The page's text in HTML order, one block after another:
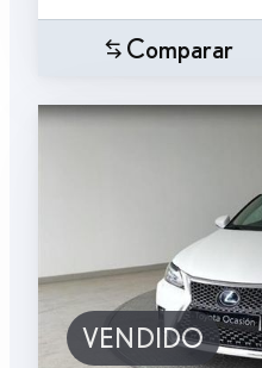
Comparar
VENDIDO